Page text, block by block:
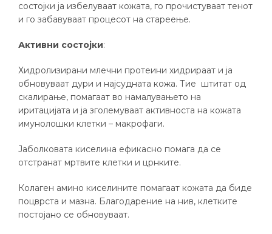
состојки ја избелуваат кожата, го прочистуваат тенот
и го забавуваат процесот на стареење.
Активни состојки:
Хидролизирани млечни протеини хидрираат и ја
обновуваат дури и најсудната кожа. Тие штитат од
скалирање, помагаат во намалувањето на
иритацијата и ја зголемуваат активноста на кожата
имунолошки клетки – макрофаги.
Јаболковата киселина ефикасно помага да се
отстранат мртвите клетки и црнките.
Колаген амино киселините помагаат кожата да биде
поцврста и мазна. Благодарение на нив, клетките
постојано се обновуваат.